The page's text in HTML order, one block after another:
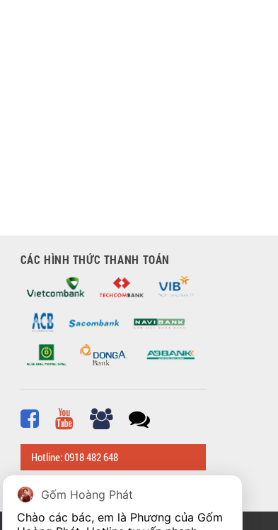
CÁC HÌNH THỨC THANH TOÁN
Hotline: 0918 482 648
Gốm Hoàng Phát
Chào các bác, em là Phương của Gốm